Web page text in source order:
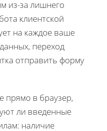
из-за лишнего
клиентской
на каждое ваше
переход
отправить форму
прямо в браузер,
ли введенные
наличие